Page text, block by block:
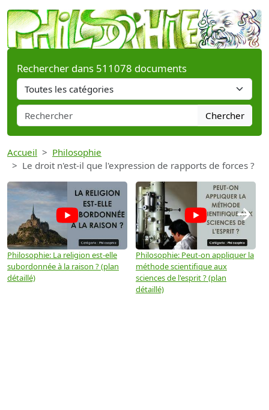
Rechercher dans 511078 documents
Chercher
Accueil
Philosophie
Le droit n'est-il que l'expression de rapports de forces ?
Philosophie: La religion est-elle
subordonnée à la raison ? (plan
détaillé)
Philosophie: Peut-on appliquer la
méthode scientifique aux
sciences de l'esprit ? (plan
détaillé)
→